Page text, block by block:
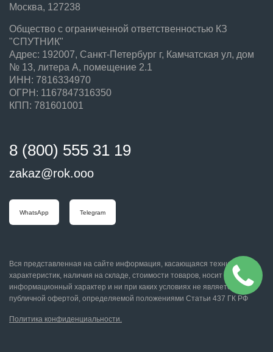
Москва, 127238
Общество с ограниченной ответственностью КЗ
"СПУТНИК"
Адрес: 192007, Санкт-Петербург г, Камчатская ул, дом
№ 13, литера А, помещение 2.1
ИНН: 7816334970
ОГРН: 1167847316350
КПП: 781601001
8 (800) 555 31 19
zakaz@rok.ooo
WhatsApp Telegram
Вся представленная на сайте информация, касающаяся технических
характеристик, наличия на складе, стоимости товаров, носит
информационный характер и ни при каких условиях не является
публичной офертой, определяемой положениями Статьи 437 ГК РФ
Политика конфиденциальности.